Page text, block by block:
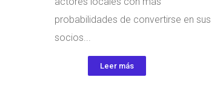
probabilidades de convertirse en sus
socios...
Leer más